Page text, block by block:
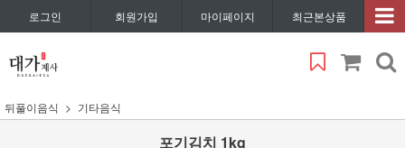
로그인 회원가입 마이페이지 최근본상품
뒤풀이음식 기타음식
포기김치 1kg